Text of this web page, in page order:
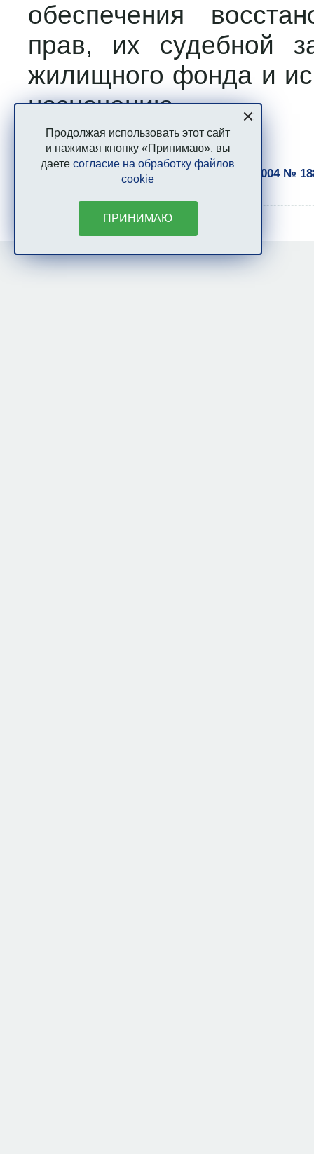
обеспечения
прав, их судебной
жилищного фонда и
назначению.
Жилищный кодекс РФ от 29.12.2004 №
Продолжая использовать этот сайт
и нажимая кнопку «Принимаю», вы
даетесогласие на обработку файлов
cookie
ПРИНИМАЮ